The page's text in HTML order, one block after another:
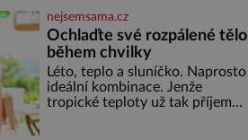
nejsemsama.cz
Ochlaďte své rozpálené tělo
během chvilky
Léto, teplo a sluníčko. Naprosto
ideální kombinace. Jenže
tropické teploty už tak příjemné